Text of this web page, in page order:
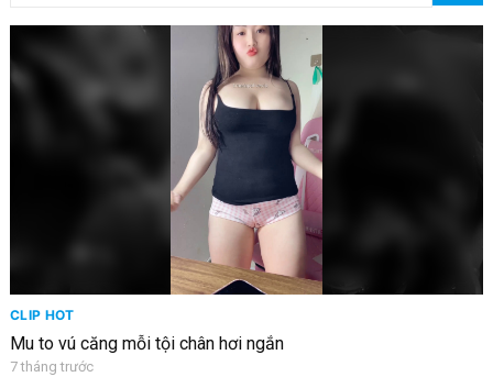
CLIP HOT
Mu to vú căng mỗi tội chân hơi ngắn
7 tháng trước